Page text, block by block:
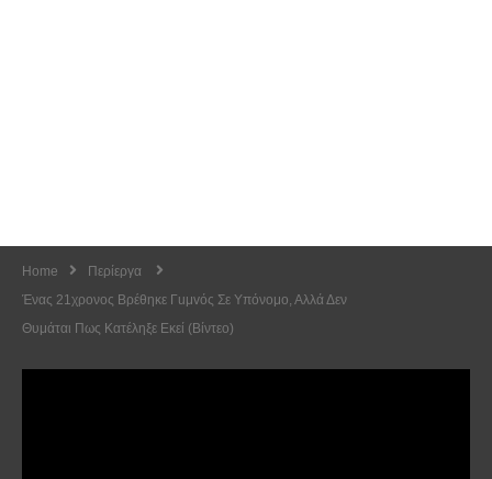
Home
Περίεργα
Ένας 21χρονος Βρέθηκε Γuμvός Σε Υπόνομο, Αλλά Δεν
Θυμάται Πως Κατέληξε Εκεί (Βίντεο)